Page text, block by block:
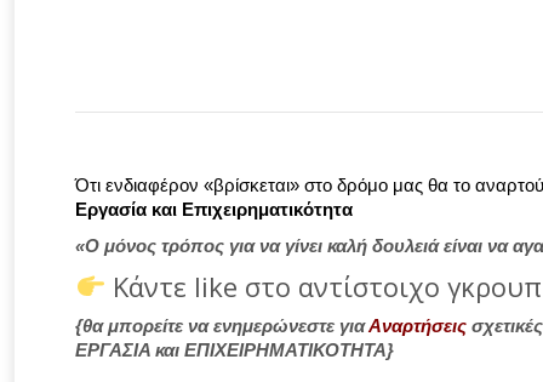
Ότι ενδιαφέρον «βρίσκεται» στο δρόμο μας θα το
Εργασία και Επιχειρηματικότητα
«Ο μόνος τρόπος για να γίνει καλή δουλειά είναι να
Κάντε like στο αντίστοιχο
{θα μπορείτε να ενημερώνεστε γιαΑναρτήσεις
ΕΡΓΑΣΙΑ και ΕΠΙΧΕΙΡΗΜΑΤΙΚΟΤΗΤΑ}